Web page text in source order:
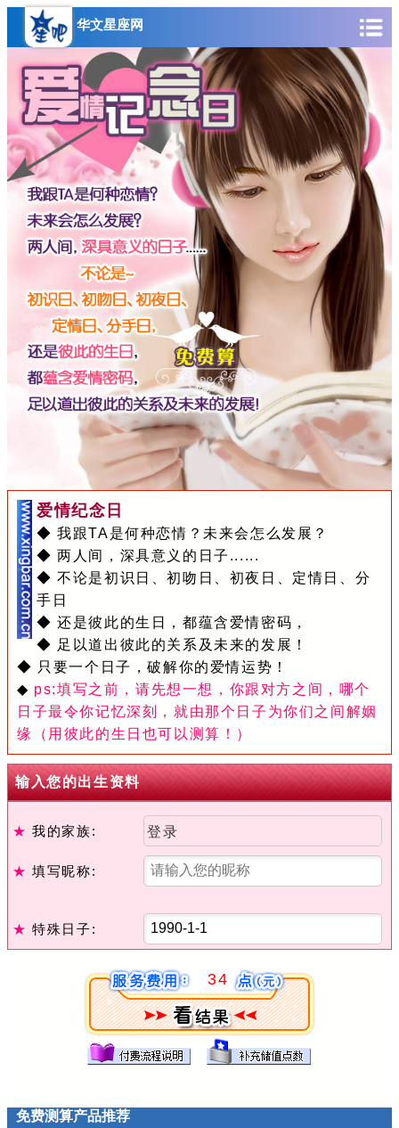
华文星座网
爱情纪念日
◆ 我跟TA是何种恋情？未来会怎么发展？
◆ 两人间，深具意义的日子......
◆ 不论是初识日、初吻日、初夜日、定情日、分
手日
◆ 还是彼此的生日，都蕴含爱情密码，
◆ 足以道出彼此的关系及未来的发展！
◆ 只要一个日子，破解你的爱情运势！
◆ ps:填写之前，请先想一想，你跟对方之间，哪个
日子最令你记忆深刻，就由那个日子为你们之间解姻
缘（用彼此的生日也可以测算！）
输入您的出生资料
★我的家族: 登录
★填写昵称:
★特殊日子:
34
免费测算产品推荐